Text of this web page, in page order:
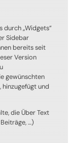
durch „Widgets“
Sidebar
bereits seit
Version
gewünschten
und
die Über Text
…)